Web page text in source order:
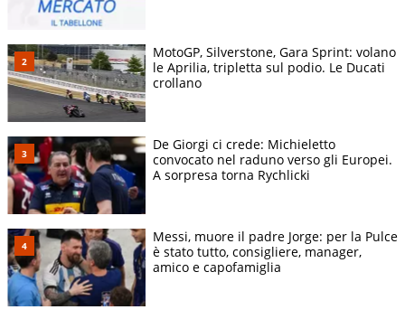
MotoGP, Silverstone, Gara Sprint: volano
le Aprilia, tripletta sul podio. Le Ducati
crollano
De Giorgi ci crede: Michieletto
convocato nel raduno verso gli Europei.
A sorpresa torna Rychlicki
Messi, muore il padre Jorge: per la Pulce
è stato tutto, consigliere, manager,
amico e capofamiglia